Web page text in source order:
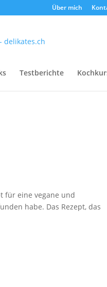
Über mich
Testberichte
für eine vegane und
habe. Das Rezept, das